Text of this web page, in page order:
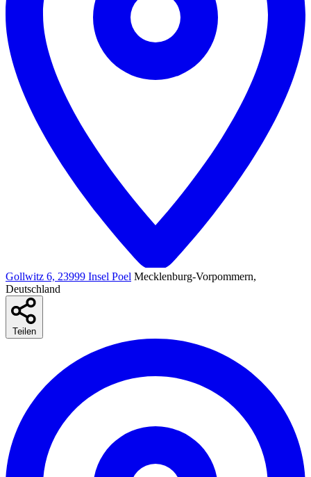
Gollwitz 6, 23999 Insel Poel Mecklenburg-Vorpommern,
Deutschland
Teilen